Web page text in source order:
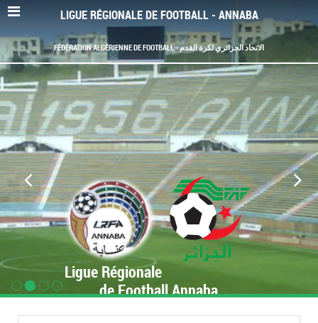
LIGUE RÉGIONALE DE FOOTBALL - ANNABA
FÉDÉRATION ALGÉRIENNE DE FOOTBALL - الاتحاد الجزائري لكرة القدم
Ligue Régionale
de Football Annaba